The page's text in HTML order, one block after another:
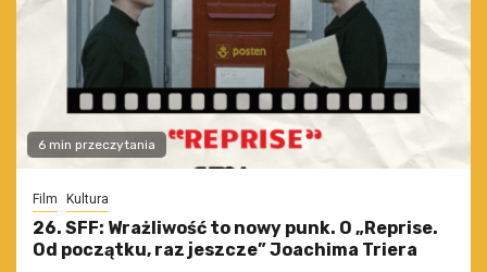
6 min przeczytania
Film Kultura
26. SFF: Wrażliwość to nowy punk. O „Reprise.
Od początku, raz jeszcze” Joachima Triera